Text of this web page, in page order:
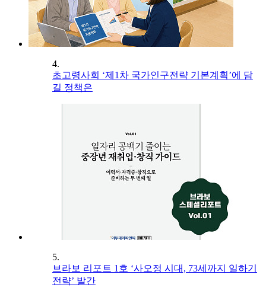
4.
초고령사회 ‘제1차 국가인구전략 기본계획’에 담
길 정책은
5.
브라보 리포트 1호 ‘사오정 시대, 73세까지 일하기
전략’ 발간